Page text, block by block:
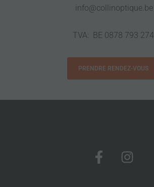
info@collinoptique.be
TVA: BE 0878 793 274
PRENDRE RENDEZ-VOUS